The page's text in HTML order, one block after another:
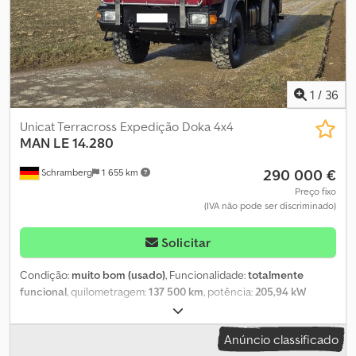
1 / 36
Schramberg 1 655 km
Unicat Terracross Expedição Doka 4x4
MAN LE 14.280
290 000 €
Preço fixo
(IVA não pode ser discriminado)
Solicitar
Condição: muito bom (usado), Funcionalidade:totalmente
funcional, quilometragem:137 500 km, potência:205,94 kW
6, número de lugares:
combustível:diesel, tipo de engrenagem:mecânico, cor:
07/2003, próxima inspeção
Anúncio classificado